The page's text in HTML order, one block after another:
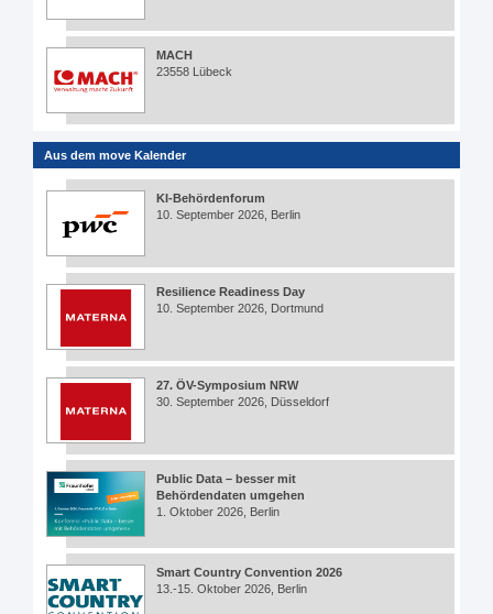
MACH
23558 Lübeck
Aus dem move Kalender
KI-Behördenforum
10. September 2026, Berlin
Resilience Readiness Day
10. September 2026, Dortmund
27. ÖV-Symposium NRW
30. September 2026, Düsseldorf
Public Data – besser mit
Behördendaten umgehen
1. Oktober 2026, Berlin
Smart Country Convention 2026
13.-15. Oktober 2026, Berlin